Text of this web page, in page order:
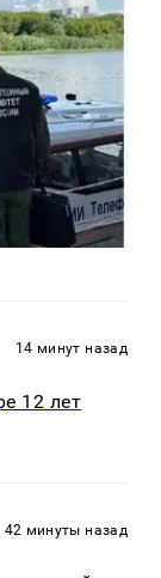
14 минут назад
12 лет
42 минуты назад